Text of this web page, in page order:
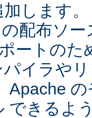
加します
配布ソ
ートの
イラや
Apache
できるよ